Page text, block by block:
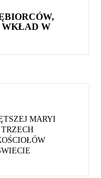
WKŁAD W
MARYI